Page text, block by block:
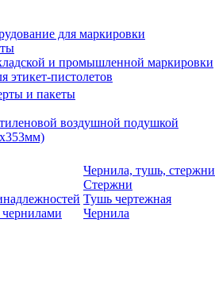
для маркировки
и промышленной маркировки
этикет-пистолетов
и пакеты
воздушной подушкой
Чернила, тушь, стержни
Стержни
Тушь чертежная
Чернила